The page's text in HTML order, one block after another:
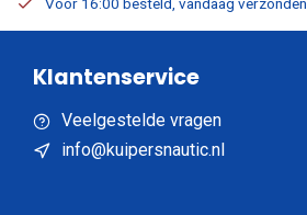
Klantenservice
Veelgestelde vragen
info@kuipersnautic.nl